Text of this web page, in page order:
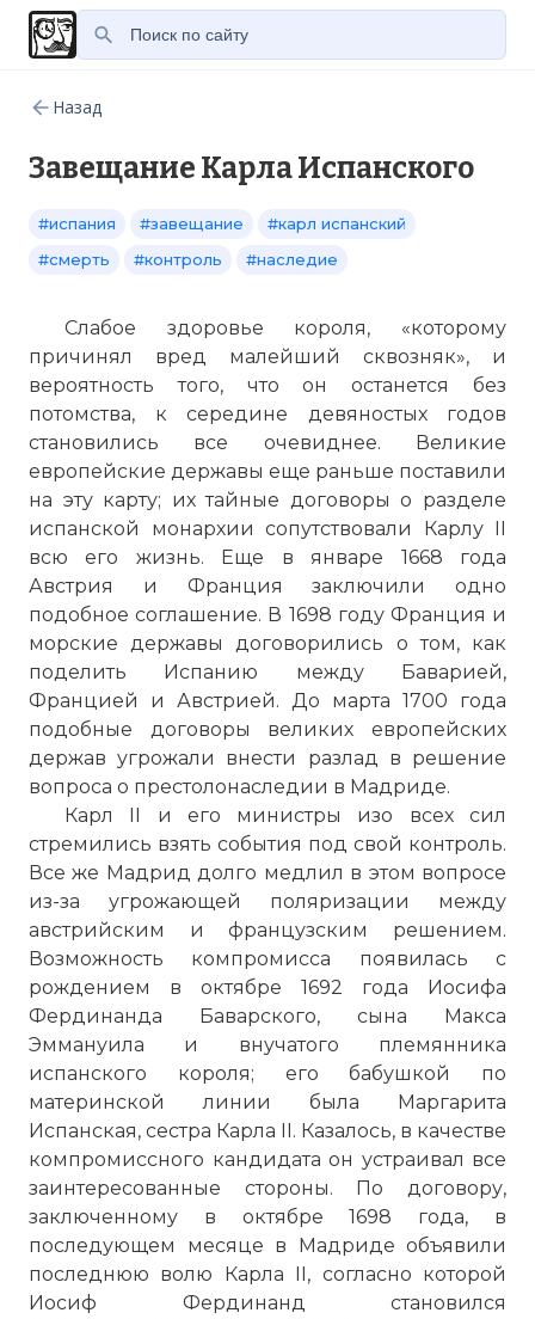
Назад
Завещание Карла Испанского
#испания #завещание
#карл испанский
#смерть
#контроль #наследие
Слабое здоровье короля, «которому
причинял вред малейший сквозняк», и
вероятность того, что он останется без
потомства, к середине девяностых годов
становились все очевиднее. Великие
европейские державы еще раньше поставили
на эту карту; их тайные договоры о разделе
испанской монархии сопутствовали Карлу II
всю его жизнь. Еще в январе 1668 года
Австрия и Франция заключили одно
подобное соглашение. В 1698 году Франция и
морские державы договорились о том, как
поделить Испанию между Баварией,
Францией и Австрией. До марта 1700 года
подобные договоры великих европейских
держав угрожали внести разлад в решение
вопроса о престолонаследии в Мадриде.
Карл II и его министры изо всех сил
стремились взять события под свой контроль.
Все же Мадрид долго медлил в этом вопросе
из-за угрожающей поляризации между
австрийским и французским решением.
Возможность компромисса появилась с
рождением в октябре 1692 года Иосифа
Фердинанда Баварского, сына Макса
Эммануила и внучатого племянника
испанского короля; его бабушкой по
материнской линии была Маргарита
Испанская, сестра Карла II. Казалось, в качестве
компромиссного кандидата он устраивал все
заинтересованные стороны. По договору,
заключенному в октябре 1698 года, в
последующем месяце в Мадриде объявили
последнюю волю Карла II, согласно которой
Иосиф Фердинанд становился